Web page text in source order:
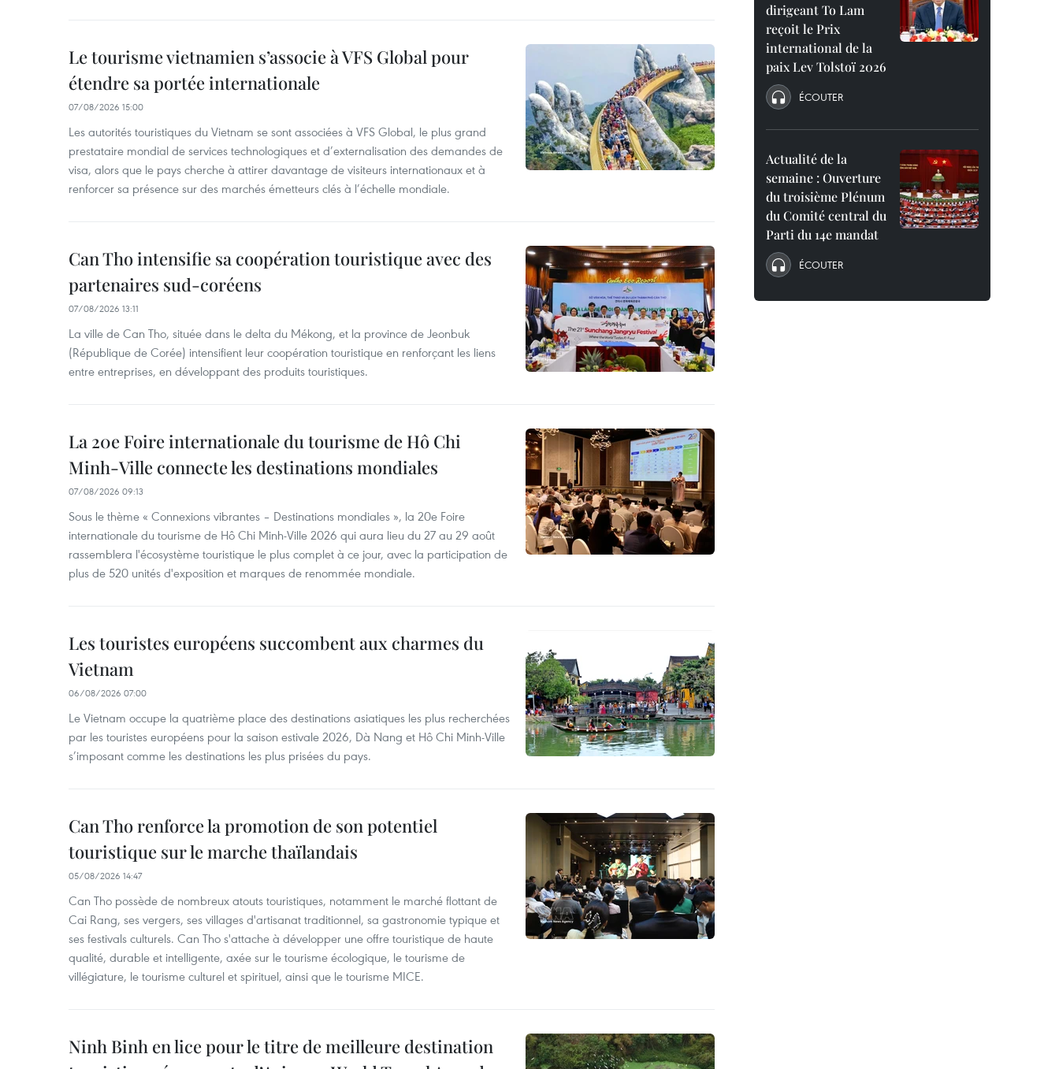
Le tourisme vietnamien s’associe à VFS Global pour
étendre sa portée internationale
07/08/2026 15:00
Les autorités touristiques du Vietnam se sont associées à VFS Global, le plus grand
prestataire mondial de services technologiques et d’externalisation des demandes de
visa, alors que le pays cherche à attirer davantage de visiteurs internationaux et à
renforcer sa présence sur des marchés émetteurs clés à l’échelle mondiale.
Can Tho intensifie sa coopération touristique avec des
partenaires sud-coréens
07/08/2026 13:11
La ville de Can Tho, située dans le delta du Mékong, et la province de Jeonbuk
(République de Corée) intensifient leur coopération touristique en renforçant les liens
entre entreprises, en développant des produits touristiques.
La 20e Foire internationale du tourisme de Hô Chi
Minh-Ville connecte les destinations mondiales
07/08/2026 09:13
Sous le thème « Connexions vibrantes – Destinations mondiales », la 20e Foire
internationale du tourisme de Hô Chi Minh-Ville 2026 qui aura lieu du 27 au 29 août
rassemblera l'écosystème touristique le plus complet à ce jour, avec la participation de
plus de 520 unités d'exposition et marques de renommée mondiale.
Les touristes européens succombent aux charmes du
Vietnam
06/08/2026 07:00
Le Vietnam occupe la quatrième place des destinations asiatiques les plus recherchées
par les touristes européens pour la saison estivale 2026, Dà Nang et Hô Chi Minh-Ville
s’imposant comme les destinations les plus prisées du pays.
Can Tho renforce la promotion de son potentiel
touristique sur le marche thaïlandais
05/08/2026 14:47
Can Tho possède de nombreux atouts touristiques, notamment le marché flottant de
Cai Rang, ses vergers, ses villages d'artisanat traditionnel, sa gastronomie typique et
ses festivals culturels. Can Tho s'attache à développer une offre touristique de haute
qualité, durable et intelligente, axée sur le tourisme écologique, le tourisme de
villégiature, le tourisme culturel et spirituel, ainsi que le tourisme MICE.
Ninh Binh en lice pour le titre de meilleure destination
dirigeant To Lam
reçoit le Prix
international de la
paix Lev Tolstoï 2026
ÉCOUTER
Actualité de la
semaine : Ouverture
du troisième Plénum
du Comité central du
Parti du 14e mandat
ÉCOUTER